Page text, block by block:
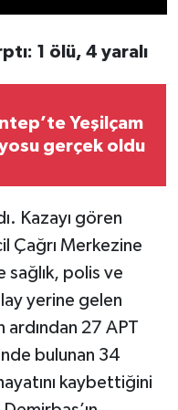
1 ölü, 4 yaralı
Yeşilçam
gerçek oldu
Kazayı gören
Çağrı Merkezine
sağlık, polis ve
yerine gelen
ardından 27 APT
bulunan 34
kaybettiğini